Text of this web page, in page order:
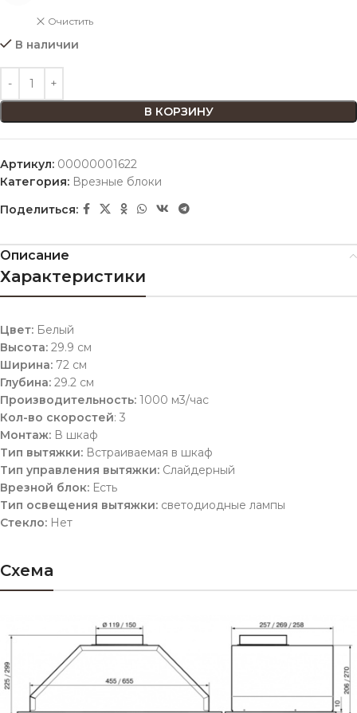
Очистить
В наличии
В КОРЗИНУ
Артикул: 00000001622
Категория: Врезные блоки
Поделиться:
Описание
Характеристики
Цвет: Белый
Высота: 29.9 см
Ширина: 72 см
Глубина: 29.2 см
Производительность: 1000 м3/час
Кол-во скоростей: 3
Монтаж: В шкаф
Тип вытяжки: Встраиваемая в шкаф
Тип управления вытяжки: Слайдерный
Врезной блок: Есть
Тип освещения вытяжки: светодиодные лампы
Стекло: Нет
Схема